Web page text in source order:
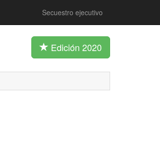
Secuestro ejecutivo
Edición 2020